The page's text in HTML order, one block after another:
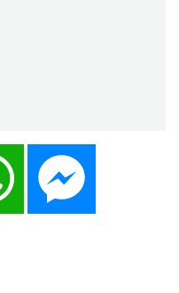
WhatsApp